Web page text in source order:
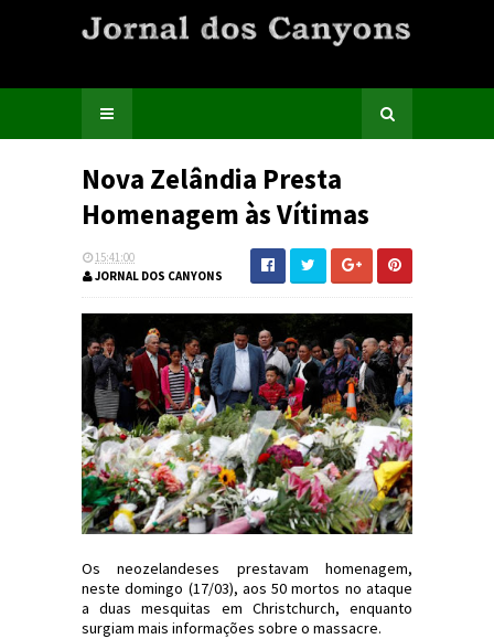
Nova Zelândia Presta
Homenagem às Vítimas
15:41:00
JORNAL DOS CANYONS
Os neozelandeses prestavam homenagem,
neste domingo (17/03), aos 50 mortos no ataque
a duas mesquitas em Christchurch, enquanto
surgiam mais informações sobre o massacre.